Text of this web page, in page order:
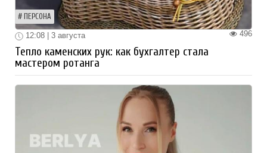
ПЕРСОНА
496
12:08 | 3 августа
Тепло каменских рук: как бухгалтер стала
мастером ротанга